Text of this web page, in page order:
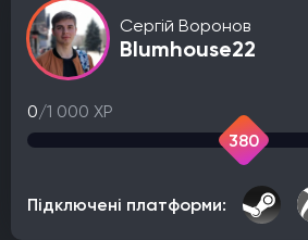
Сергій Воронов
Blumhouse22
0/1 000 XP
380
Підключені платформи: